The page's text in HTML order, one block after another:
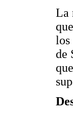
La
los
de